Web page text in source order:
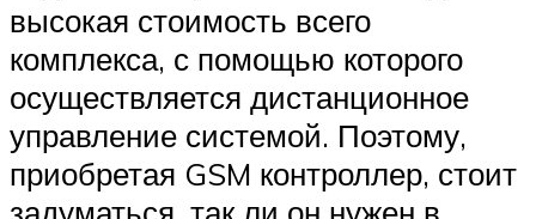
высокая стоимость всего
комплекса, с помощью которого
осуществляется дистанционное
управление системой. Поэтому,
приобретая GSM контроллер, стоит